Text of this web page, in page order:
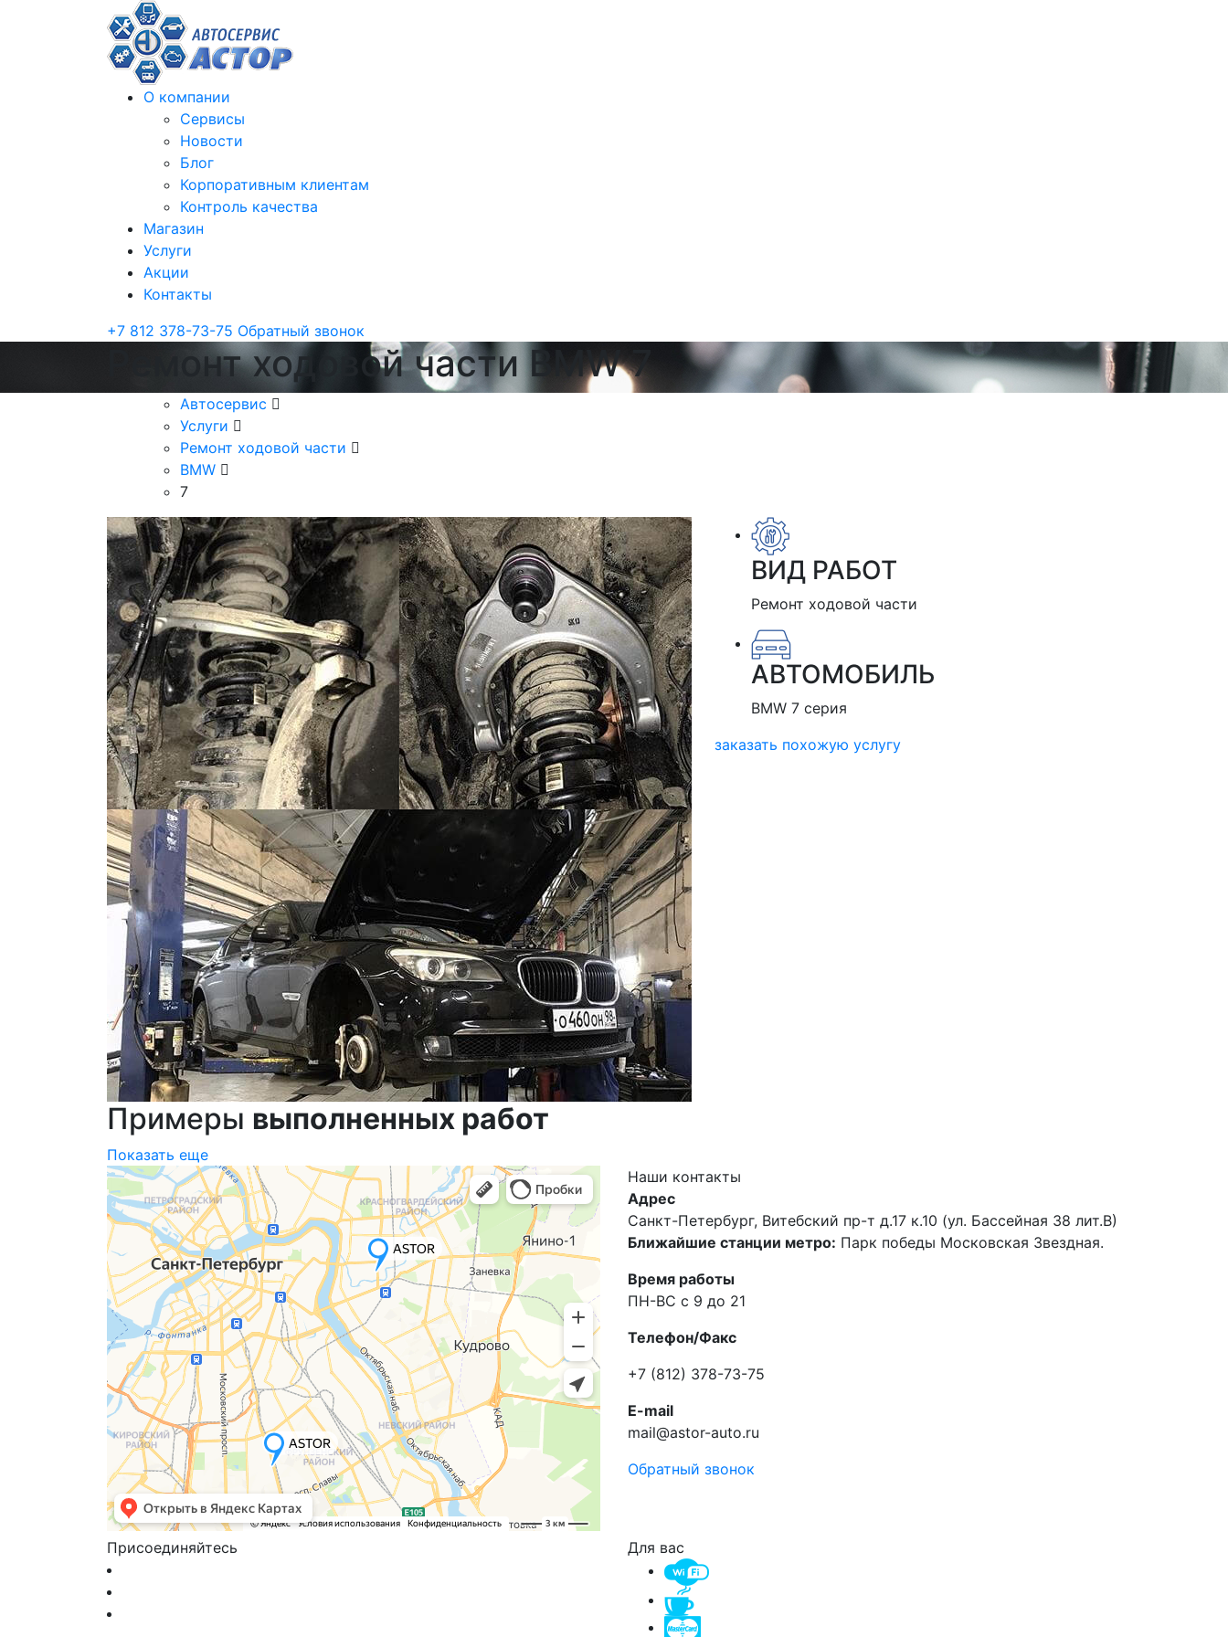
О компании
Сервисы
Новости
Блог
Корпоративным клиентам
Контроль качества
Магазин
Услуги
Акции
Контакты
+7 812 378-73-75 Обратный звонок
Ремонт ходовой части BMW 7
Автосервис
Услуги
Ремонт ходовой части
BMW
7
ВИД РАБОТ
Ремонт ходовой части
АВТОМОБИЛЬ
BMW 7 серия
заказать похожую услугу
Примеры выполненных работ
Показать еще
Наши контакты
Адрес
Санкт-Петербург, Витебский пр-т д.17 к.10 (ул. Бассейная 38 лит.В)
Ближайшие станции метро: Парк победы Московская Звездная.
Время работы
ПН-ВС с 9 до 21
Телефон/Факс
+7 (812) 378-73-75
E-mail
mail@astor-auto.ru
Обратный звонок
Присоединяйтесь Для вас